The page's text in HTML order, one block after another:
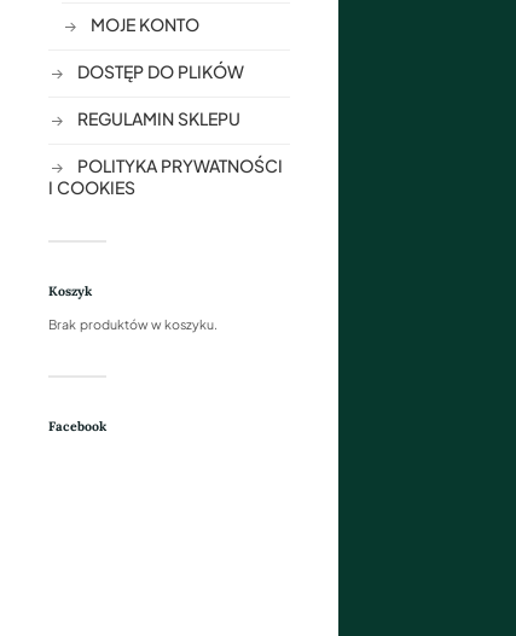
MOJE KONTO
DOSTĘP DO PLIKÓW
REGULAMIN SKLEPU
POLITYKA PRYWATNOŚCI
I COOKIES
Koszyk
Brak produktów w koszyku.
Facebook